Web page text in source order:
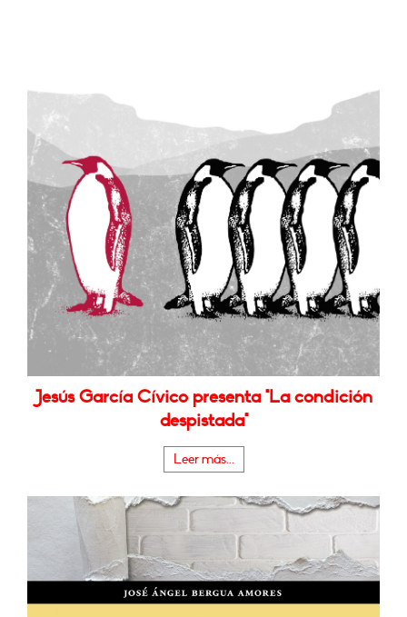
Jesús García Cívico presenta "La condición
despistada"
Leer más...